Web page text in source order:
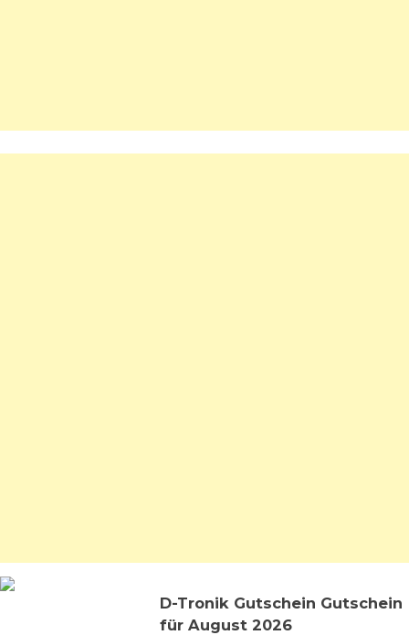
D-Tronik Gutschein Gutschein
für August 2026